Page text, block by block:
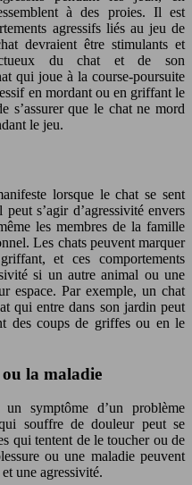
à des proies. Il est
agressifs liés au jeu de
devraient être stimulants et
du chat et de son
qui joue à la course-poursuite
en mordant ou en griffant le
s’assurer que le chat ne mord
le jeu.
lorsque le chat se sent
s’agir d’agressivité envers
les membres de la famille
Les chats peuvent marquer
et ces comportements
si un autre animal ou une
espace. Par exemple, un chat
qui entre dans son jardin peut
des coups de griffes ou en le
la maladie
un symptôme d’un problème
souffre de douleur peut se
qui tentent de le toucher ou de
ou une maladie peuvent
une agressivité.